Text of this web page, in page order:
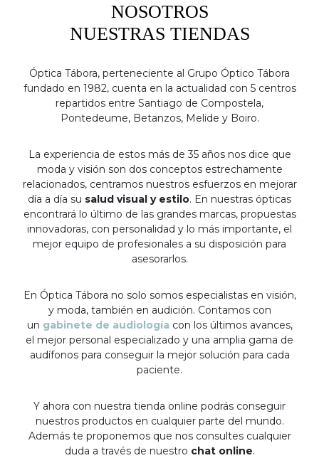
NOSOTROS
NUESTRAS TIENDAS
Óptica Tábora, perteneciente al Grupo Óptico Tábora
fundado en 1982, cuenta en la actualidad con 5 centros
repartidos entre Santiago de Compostela,
Pontedeume, Betanzos, Melide y Boiro.
La experiencia de estos más de 35 años nos dice que
moda y visión son dos conceptos estrechamente
relacionados, centramos nuestros esfuerzos en mejorar
día a día su salud visual y estilo. En nuestras ópticas
encontrará lo último de las grandes marcas, propuestas
innovadoras, con personalidad y lo más importante, el
mejor equipo de profesionales a su disposición para
asesorarlos.
En Óptica Tábora no solo somos especialistas en visión,
y moda, también en audición. Contamos con
un gabinete de audiología con los últimos avances,
el mejor personal especializado y una amplia gama de
audífonos para conseguir la mejor solución para cada
paciente.
Y ahora con nuestra tienda online podrás conseguir
nuestros productos en cualquier parte del mundo.
Además te proponemos que nos consultes cualquier
duda a través de nuestro chat online.